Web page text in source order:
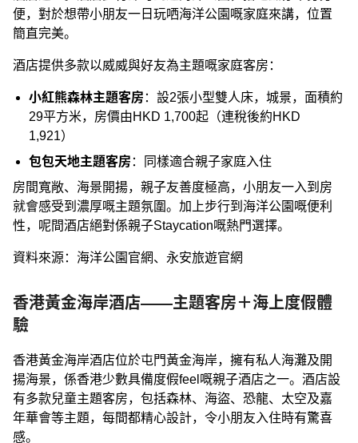
便，對於想帶小朋友一日玩哂海洋公園嘅家庭來講，位置
簡直完美。
酒店提供多款以威威與好友為主題嘅家庭客房：
小紅熊森林主題客房 ：設2張小型雙人床，城景，面積約
29平方米，房價由HKD 1,700起（連稅後約HKD
1,921）
包包天地主題客房 ：同樣適合親子家庭入住
房間寬敞、海景開揚，親子友善度極高，小朋友一入到房
就會感受到濃厚嘅主題氛圍。加上步行到海洋公園嘅便利
性，呢間酒店絕對係親子Staycation嘅熱門選擇。
資料來源：海洋公園官網、永安旅遊官網
香港黃金海岸酒店——主題客房＋海上度假體
驗
香港黃金海岸酒店位於屯門黃金海岸，擁有私人海灘及開
揚海景，係香港少數具備度假feel嘅親子酒店之一。酒店設
有多款兒童主題客房，包括森林、海盜、恐龍、太空及嘉
年華會等主題，每間都精心設計，令小朋友入住時有驚喜
感。